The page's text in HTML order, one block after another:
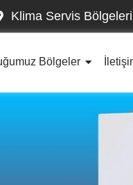
Klima Servis Bölgeleri
Bölgeler